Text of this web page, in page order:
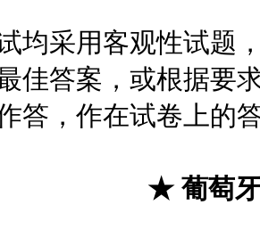
采用客观性试题，
佳答案，或根据要
答，作在试卷上的
★ 葡萄